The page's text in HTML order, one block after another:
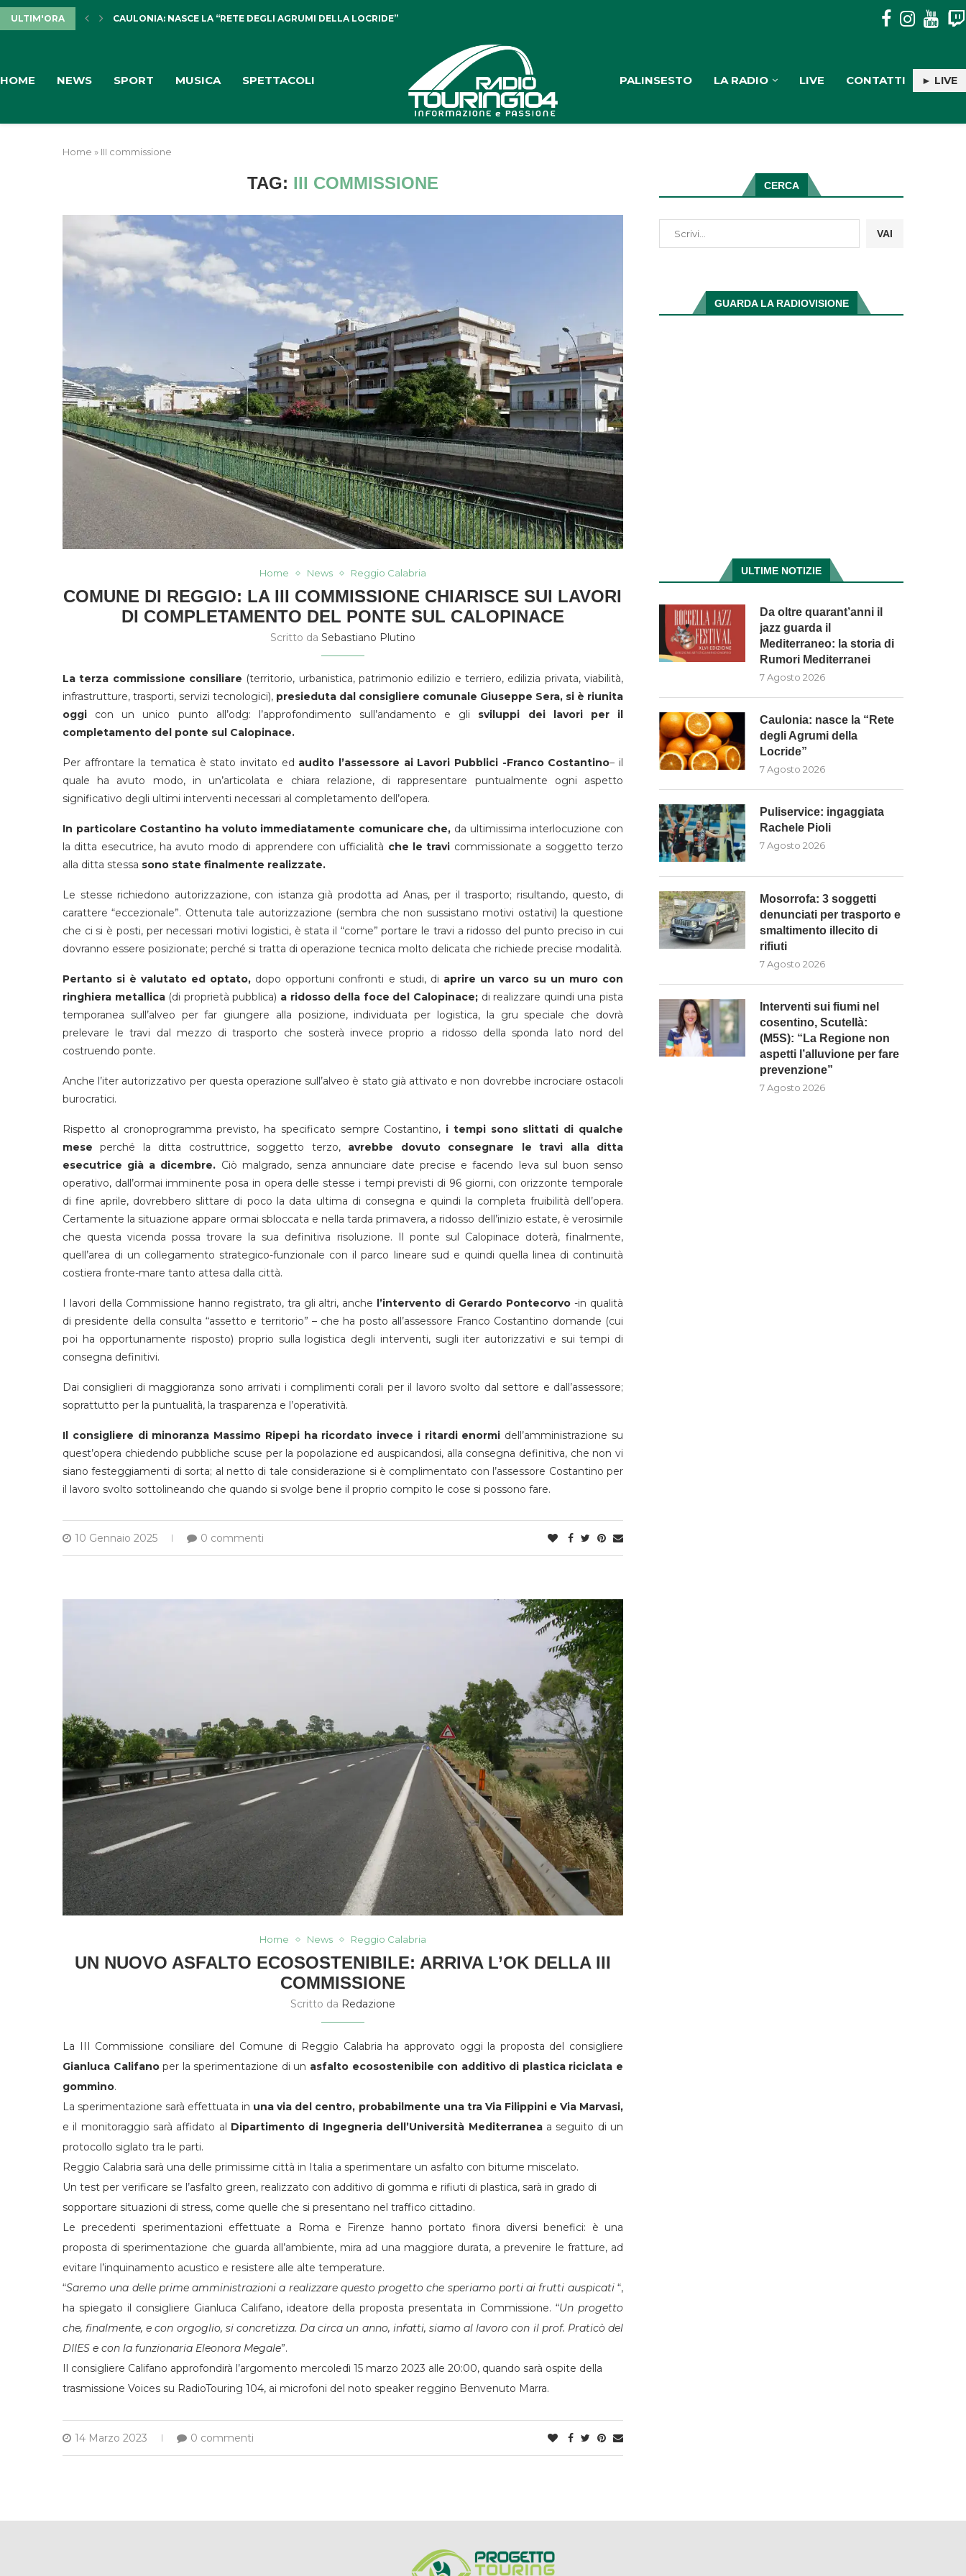
ULTIM'ORA CAULONIA: NASCE LA “RETE DEGLI AGRUMI DELLA LOCRIDE” PULISERVICE: INGAGGIATA RACHELE PIOLI
HOME NEWS SPORT MUSICA SPETTACOLI PALINSESTO LA RADIO LIVE CONTATTI ► LIVE
Home » III commissione
TAG: III COMMISSIONE
Home News Reggio Calabria
COMUNE DI REGGIO: LA III COMMISSIONE CHIARISCE SUI LAVORI
DI COMPLETAMENTO DEL PONTE SUL CALOPINACE
Scritto da Sebastiano Plutino
La terza commissione consiliare (territorio, urbanistica, patrimonio edilizio e terriero, edilizia privata, viabilità,
infrastrutture, trasporti, servizi tecnologici), presieduta dal consigliere comunale Giuseppe Sera, si è riunita
oggi con un unico punto all’odg: l’approfondimento sull’andamento e gli sviluppi dei lavori per il
completamento del ponte sul Calopinace.
Per affrontare la tematica è stato invitato ed audito l’assessore ai Lavori Pubblici -Franco Costantino– il
quale ha avuto modo, in un’articolata e chiara relazione, di rappresentare puntualmente ogni aspetto
significativo degli ultimi interventi necessari al completamento dell’opera.
In particolare Costantino ha voluto immediatamente comunicare che, da ultimissima interlocuzione con
la ditta esecutrice, ha avuto modo di apprendere con ufficialità che le travi commissionate a soggetto terzo
alla ditta stessa sono state finalmente realizzate.
Le stesse richiedono autorizzazione, con istanza già prodotta ad Anas, per il trasporto; risultando, questo, di
carattere “eccezionale”. Ottenuta tale autorizzazione (sembra che non sussistano motivi ostativi) la questione
che ci si è posti, per necessari motivi logistici, è stata il “come” portare le travi a ridosso del punto preciso in cui
dovranno essere posizionate; perché si tratta di operazione tecnica molto delicata che richiede precise modalità.
Pertanto si è valutato ed optato, dopo opportuni confronti e studi, di aprire un varco su un muro con
ringhiera metallica(di proprietà pubblica) a ridosso della foce del Calopinace; di realizzare quindi una pista
temporanea sull’alveo per far giungere alla posizione, individuata per logistica, la gru speciale che dovrà
prelevare le travi dal mezzo di trasporto che sosterà invece proprio a ridosso della sponda lato nord del
costruendo ponte.
Anche l’iter autorizzativo per questa operazione sull’alveo è stato già attivato e non dovrebbe incrociare ostacoli
burocratici.
Rispetto al cronoprogramma previsto, ha specificato sempre Costantino, i tempi sono slittati di qualche
mese perché la ditta costruttrice, soggetto terzo, avrebbe dovuto consegnare le travi alla ditta
esecutrice già a dicembre. Ciò malgrado, senza annunciare date precise e facendo leva sul buon senso
operativo, dall’ormai imminente posa in opera delle stesse i tempi previsti di 96 giorni, con orizzonte temporale
di fine aprile, dovrebbero slittare di poco la data ultima di consegna e quindi la completa fruibilità dell’opera.
Certamente la situazione appare ormai sbloccata e nella tarda primavera, a ridosso dell’inizio estate, è verosimile
che questa vicenda possa trovare la sua definitiva risoluzione. Il ponte sul Calopinace doterà, finalmente,
quell’area di un collegamento strategico-funzionale con il parco lineare sud e quindi quella linea di continuità
costiera fronte-mare tanto attesa dalla città.
I lavori della Commissione hanno registrato, tra gli altri, anche l’intervento di Gerardo Pontecorvo -in qualità
di presidente della consulta “assetto e territorio” – che ha posto all’assessore Franco Costantino domande (cui
poi ha opportunamente risposto) proprio sulla logistica degli interventi, sugli iter autorizzativi e sui tempi di
consegna definitivi.
Dai consiglieri di maggioranza sono arrivati i complimenti corali per il lavoro svolto dal settore e dall’assessore;
soprattutto per la puntualità, la trasparenza e l’operatività.
Il consigliere di minoranza Massimo Ripepi ha ricordato invece i ritardi enormi dell’amministrazione su
quest’opera chiedendo pubbliche scuse per la popolazione ed auspicandosi, alla consegna definitiva, che non vi
siano festeggiamenti di sorta; al netto di tale considerazione si è complimentato con l’assessore Costantino per
il lavoro svolto sottolineando che quando si svolge bene il proprio compito le cose si possono fare.
10 Gennaio 2025 0 commenti
Home News Reggio Calabria
UN NUOVO ASFALTO ECOSOSTENIBILE: ARRIVA L’OK DELLA III
COMMISSIONE
Scritto da Redazione
La III Commissione consiliare del Comune di Reggio Calabria ha approvato oggi la proposta del consigliere
Gianluca Califanoper la sperimentazione di un asfalto ecosostenibile con additivo di plastica riciclata e
gommino.
La sperimentazione sarà effettuata in una via del centro, probabilmente una tra Via Filippini e Via Marvasi,
e il monitoraggio sarà affidato al Dipartimento di Ingegneria dell’Università Mediterraneaa seguito di un
protocollo siglato tra le parti.
Reggio Calabria sarà una delle primissime città in Italia a sperimentare un asfalto con bitume miscelato.
Un test per verificare se l’asfalto green, realizzato con additivo di gomma e rifiuti di plastica, sarà in grado di
sopportare situazioni di stress, come quelle che si presentano nel traffico cittadino.
Le precedenti sperimentazioni effettuate a Roma e Firenze hanno portato finora diversi benefici: è una
proposta di sperimentazione che guarda all’ambiente, mira ad una maggiore durata, a prevenire le fratture, ad
evitare l’inquinamento acustico e resistere alle alte temperature.
“Saremo una delle prime amministrazioni a realizzare questo progetto che speriamo porti ai frutti auspicati“,
ha spiegato il consigliere Gianluca Califano, ideatore della proposta presentata in Commissione. “Un progetto
che, finalmente, e con orgoglio, si concretizza. Da circa un anno, infatti, siamo al lavoro con il prof. Praticò del
DIIES e con la funzionaria Eleonora Megale”.
Il consigliere Califano approfondirà l’argomento mercoledì 15 marzo 2023 alle 20:00, quando sarà ospite della
trasmissione Voices su RadioTouring 104, ai microfoni del noto speaker reggino Benvenuto Marra.
14 Marzo 2023 0 commenti
CERCA
VAI
GUARDA LA RADIOVISIONE
ULTIME NOTIZIE
Da oltre quarant’anni il
jazz guarda il
Mediterraneo: la storia di
Rumori Mediterranei
7 Agosto 2026
Caulonia: nasce la “Rete
degli Agrumi della
Locride”
7 Agosto 2026
Puliservice: ingaggiata
Rachele Pioli
7 Agosto 2026
Mosorrofa: 3 soggetti
denunciati per trasporto e
smaltimento illecito di
rifiuti
7 Agosto 2026
Interventi sui fiumi nel
cosentino, Scutellà:
(M5S): “La Regione non
aspetti l’alluvione per fare
prevenzione”
7 Agosto 2026